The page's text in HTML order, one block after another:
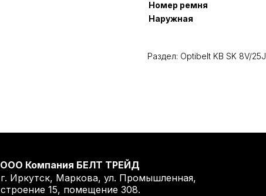
Номер ремня
Наружная
Раздел: Optibelt KB SK 8V/25J
г. Иркутск, Маркова, ул. Промышленная,
строение 15, помещение 308.
ООО Компания БЕЛТ ТРЕЙД